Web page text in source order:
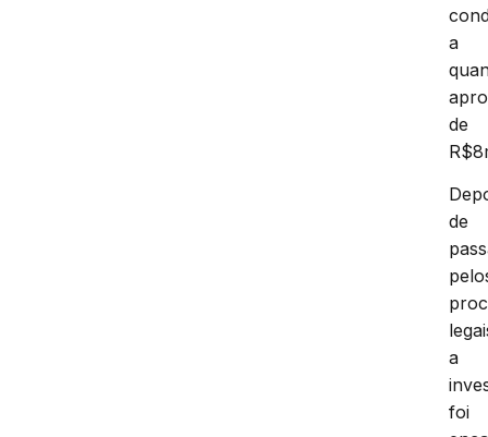
a
de
de
a
foi